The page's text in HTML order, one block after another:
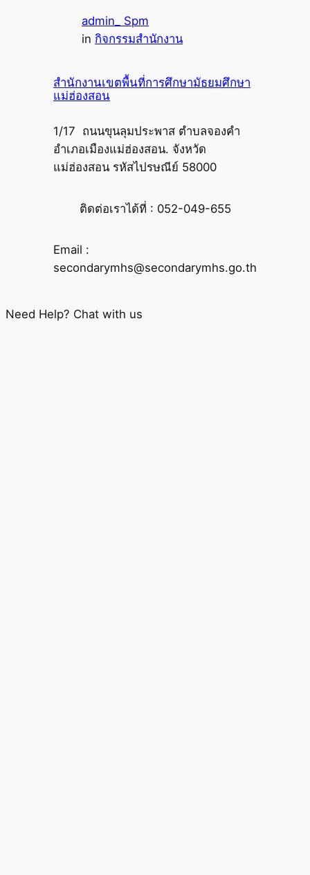
admin_ Spm
in กิจกรรมสำนักงาน
สำนักงานเขตพื้นที่การศึกษามัธยมศึกษา
แม่ฮ่องสอน
1/17 ถนนขุนลุมประพาส ตำบลจองคำ
อำเภอเมืองแม่ฮ่องสอน. จังหวัด
แม่ฮ่องสอน รหัสไปรษณีย์ 58000
ติดต่อเราได้ที่ : 052-049-655
Email :
secondarymhs@secondarymhs.go.th
Need Help? Chat with us